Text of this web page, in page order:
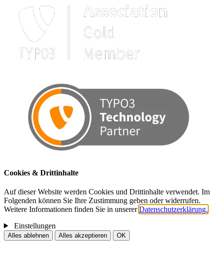
Cookies & Drittinhalte
Auf dieser Website werden Cookies und Drittinhalte verwendet. Im
Folgenden können Sie Ihre Zustimmung geben oder widerrufen.
Weitere Informationen finden Sie in unsererDatenschutzerklärung.
Einstellungen
Alles ablehnen Alles akzeptieren OK